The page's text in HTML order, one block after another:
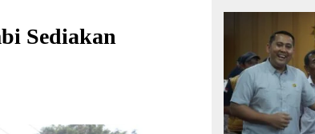
Sediakan